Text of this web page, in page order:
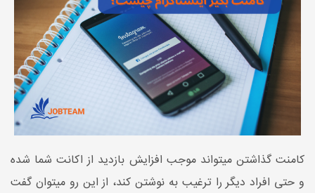
کامنت گذاشتن میتواند موجب افزایش بازدید از اکانت شما شده
و حتی افراد دیگر را ترغیب به نوشتن کند، از این رو میتوان گفت